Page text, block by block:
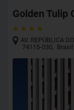
Golden Tulip
AV. REPÚBLICA
74115-030, Brasil